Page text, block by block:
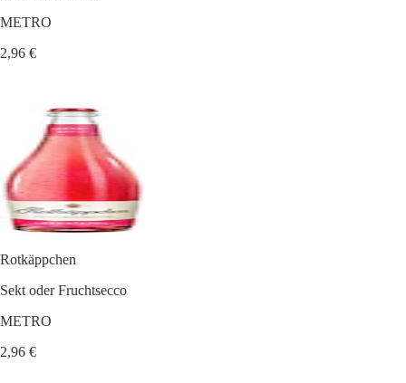
METRO
2,96 €
Rotkäppchen
Sekt oder Fruchtsecco
METRO
2,96 €